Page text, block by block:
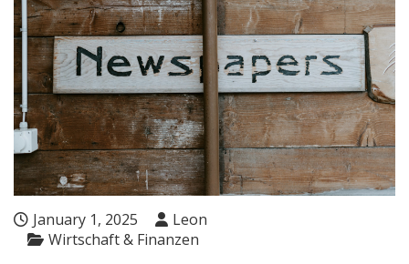
January 1, 2025
Leon
Wirtschaft & Finanzen